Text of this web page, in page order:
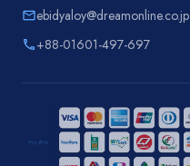
emailebidyaloy@dreamonline.co.jp
phone+88-01601-497-697